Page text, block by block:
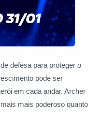
defesa para proteger o
pode ser
em cada andar. Archer
mais poderoso quanto